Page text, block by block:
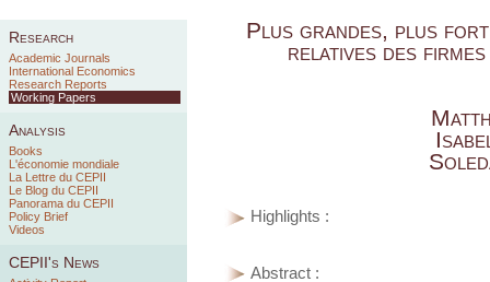
Research
Academic Journals
International Economics
Research Reports
Working Papers
Analysis
Books
L'économie mondiale
La Lettre du CEPII
Le Blog du CEPII
Panorama du CEPII
Policy Brief
Videos
CEPII's News
Plus grandes, plus
relatives des
Highlights :
Abstract :